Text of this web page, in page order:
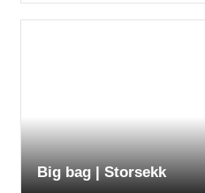
Big bag | Storsekk